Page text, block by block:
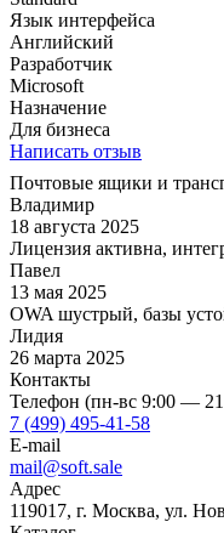
Язык интерфейса
Английский
Разработчик
Microsoft
Назначение
Для бизнеса
Написать отзыв
Почтовые ящики и
Владимир
18 августа 2025
Лицензия активна,
Павел
13 мая 2025
OWA шустрый, базы
Лидия
26 марта 2025
Контакты
Телефон (пн-вс 9:00 —
7 (499) 495-41-58
E-mail
mail@soft.sale
Адрес
119017, г. Москва, ул.